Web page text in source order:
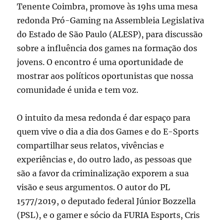
Tenente Coimbra, promove às 19hs uma mesa
redonda Pró-Gaming na Assembleia Legislativa
do Estado de São Paulo (ALESP), para discussão
sobre a influência dos games na formação dos
jovens. O encontro é uma oportunidade de
mostrar aos políticos oportunistas que nossa
comunidade é unida e tem voz.
O intuito da mesa redonda é dar espaço para
quem vive o dia a dia dos Games e do E-Sports
compartilhar seus relatos, vivências e
experiências e, do outro lado, as pessoas que
são a favor da criminalização exporem a sua
visão e seus argumentos. O autor do PL
1577/2019, o deputado federal Júnior Bozzella
(PSL), e o gamer e sócio da FURIA Esports, Cris